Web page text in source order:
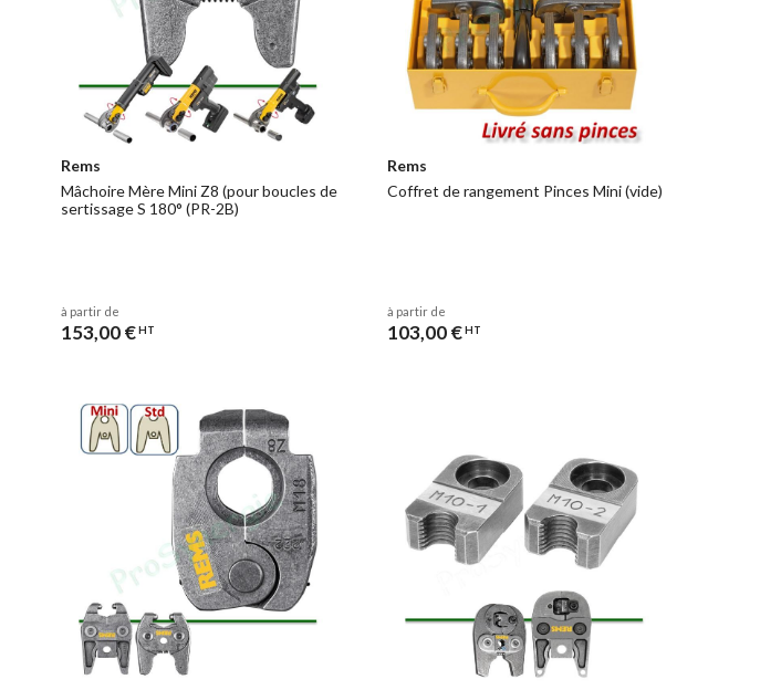
Rems
Mâchoire Mère Mini Z8 (pour boucles de
sertissage S 180° (PR-2B)
à partir de
153,00 €HT
Rems
Coffret de rangement Pinces Mini (vide)
à partir de
103,00 €HT